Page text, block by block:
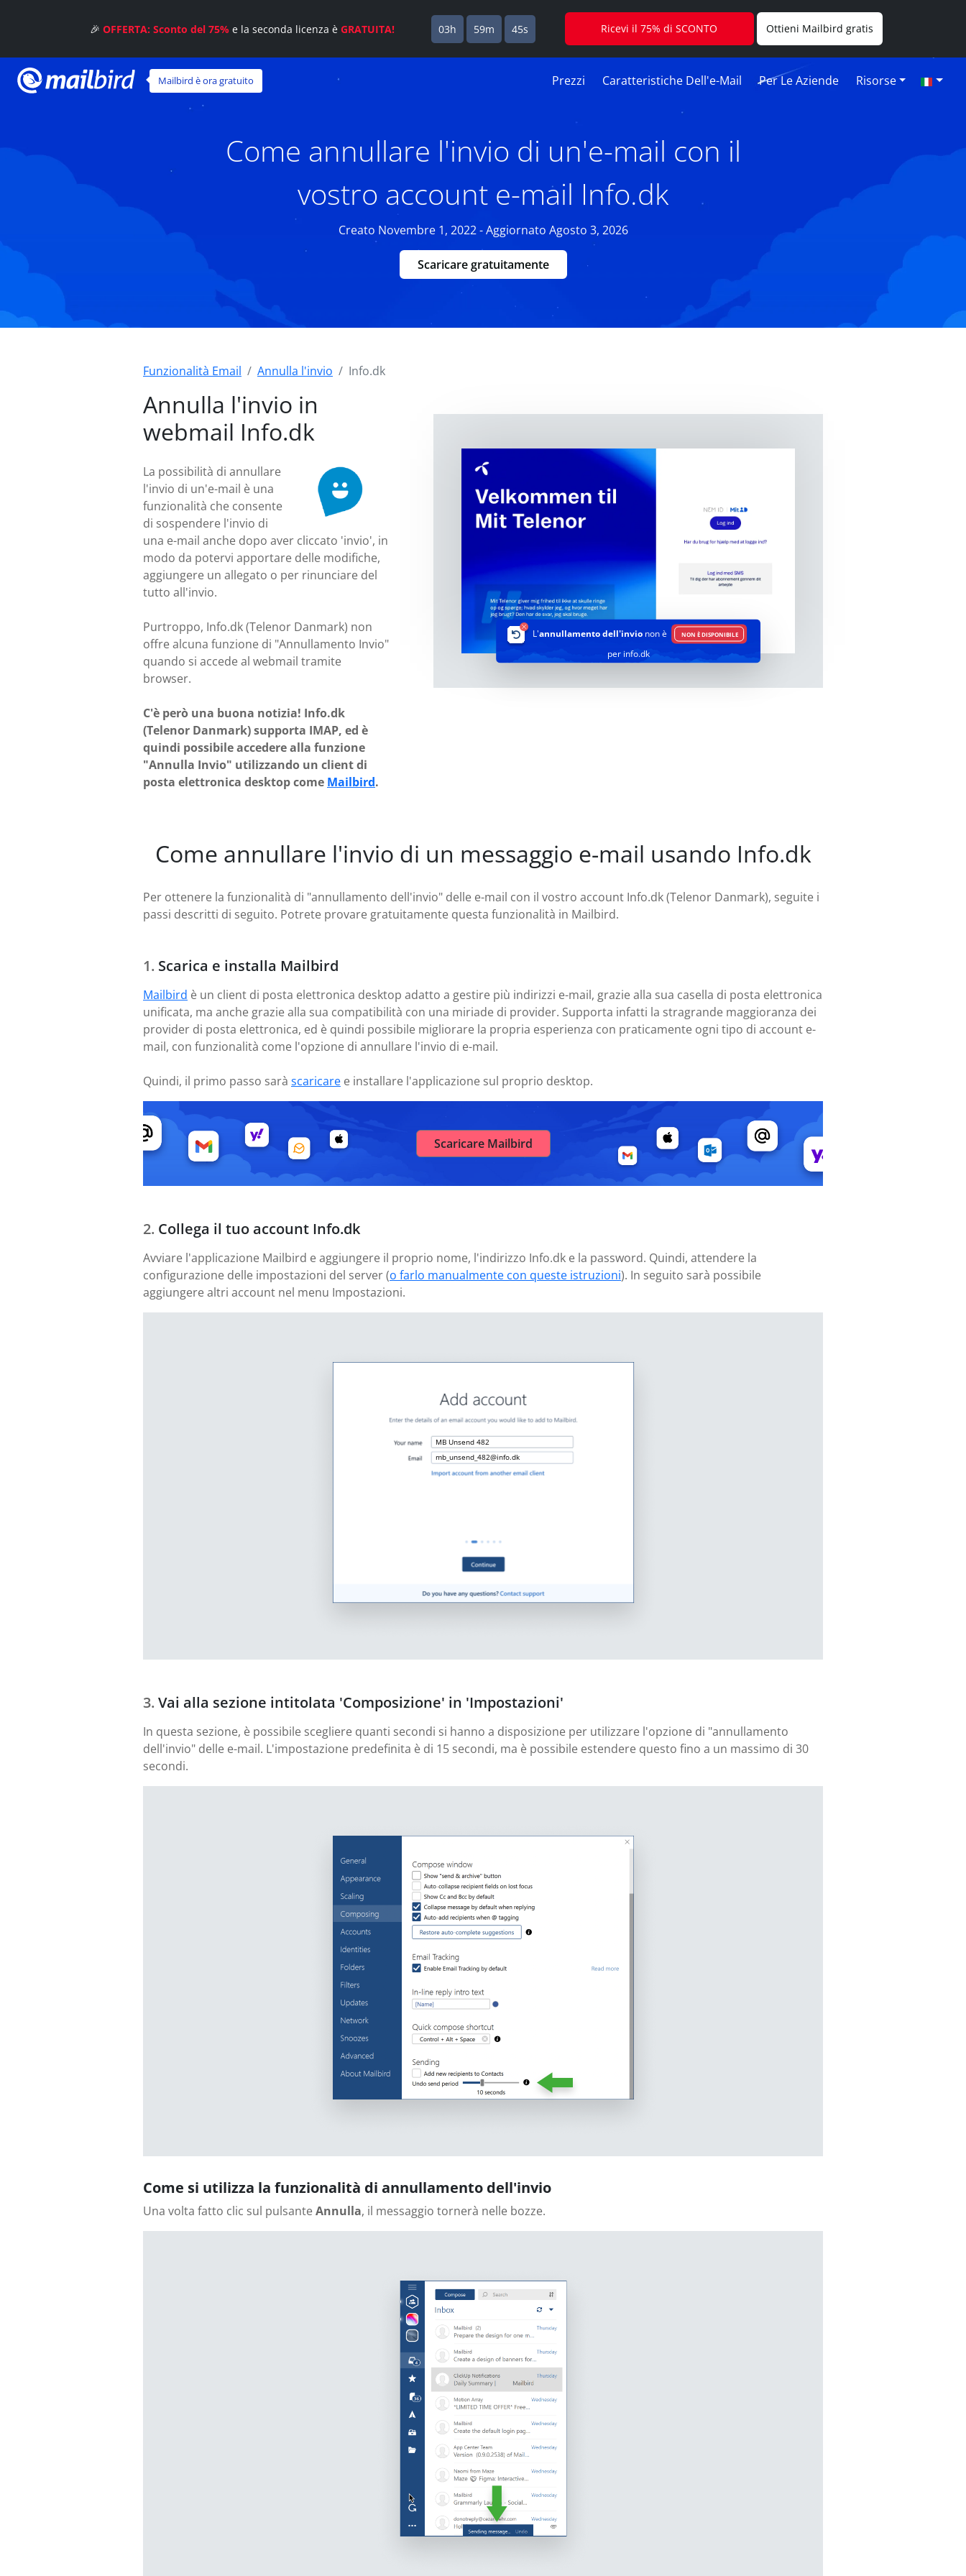
Mailbird è ora gratuito Prezzi Caratteristiche Dell'e-Mail Per Le Aziende Risorse
Come annullare l'invio di un'e-mail con il
vostro account e-mail Info.dk
Creato Novembre 1, 2022 - Aggiornato Agosto 3, 2026
Scaricare gratuitamente
Funzionalità Email Annulla l'invio Info.dk
Annulla l'invio in
webmail Info.dk
La possibilità di annullare
l'invio di un'e-mail è una
funzionalità che consente
di sospendere l'invio di
una e-mail anche dopo aver cliccato 'invio', in
modo da potervi apportare delle modifiche,
aggiungere un allegato o per rinunciare del
tutto all'invio.
Purtroppo, Info.dk (Telenor Danmark) non
offre alcuna funzione di "Annullamento Invio"
quando si accede al webmail tramite
browser.
C'è però una buona notizia! Info.dk
(Telenor Danmark) supporta IMAP, ed è
quindi possibile accedere alla funzione
"Annulla Invio" utilizzando un client di
posta elettronica desktop come Mailbird.
L'annullamento dell'invionon è NON È DISPONIBILE
per info.dk
Come annullare l'invio di un messaggio e-mail usando Info.dk
Per ottenere la funzionalità di "annullamento dell'invio" delle e-mail con il vostro account Info.dk (Telenor Danmark), seguite i
passi descritti di seguito. Potrete provare gratuitamente questa funzionalità in Mailbird.
Scarica e installa Mailbird
Mailbird è un client di posta elettronica desktop adatto a gestire più indirizzi e-mail, grazie alla sua casella di posta elettronica
unificata, ma anche grazie alla sua compatibilità con una miriade di provider. Supporta infatti la stragrande maggioranza dei
provider di posta elettronica, ed è quindi possibile migliorare la propria esperienza con praticamente ogni tipo di account e-
mail, con funzionalità come l'opzione di annullare l'invio di e-mail.
Quindi, il primo passo sarà scaricare e installare l'applicazione sul proprio desktop.
Scaricare Mailbird
Collega il tuo account Info.dk
Avviare l'applicazione Mailbird e aggiungere il proprio nome, l'indirizzo Info.dk e la password. Quindi, attendere la
configurazione delle impostazioni del server (o farlo manualmente con queste istruzioni). In seguito sarà possibile
aggiungere altri account nel menu Impostazioni.
MB Unsend 482
mb_unsend_482@info.dk
Vai alla sezione intitolata 'Composizione' in 'Impostazioni'
In questa sezione, è possibile scegliere quanti secondi si hanno a disposizione per utilizzare l'opzione di "annullamento
dell'invio" delle e-mail. L'impostazione predefinita è di 15 secondi, ma è possibile estendere questo fino a un massimo di 30
secondi.
Come si utilizza la funzionalità di annullamento dell'invio
Una volta fatto clic sul pulsanteAnnulla, il messaggio tornerà nelle bozze.
🎉OFFERTA: Sconto del 75% e la seconda licenza èGRATUITA! 03h 59m 44s Ricevi il 75% di SCONTO Ottieni Mailbird gratis